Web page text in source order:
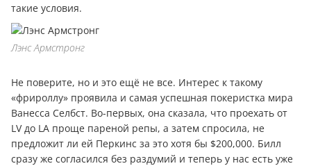
такие условия.
Лэнс Армстронг
Не поверите, но и это ещё не все. Интерес к такому
«фрироллу» проявила и самая успешная покеристка мира
Ванесса Селбст. Во-первых, она сказала, что проехать от
LV до LA проще пареной репы, а затем спросила, не
предложит ли ей Перкинс за это хотя бы $200,000. Билл
сразу же согласился без раздумий и теперь у нас есть уже